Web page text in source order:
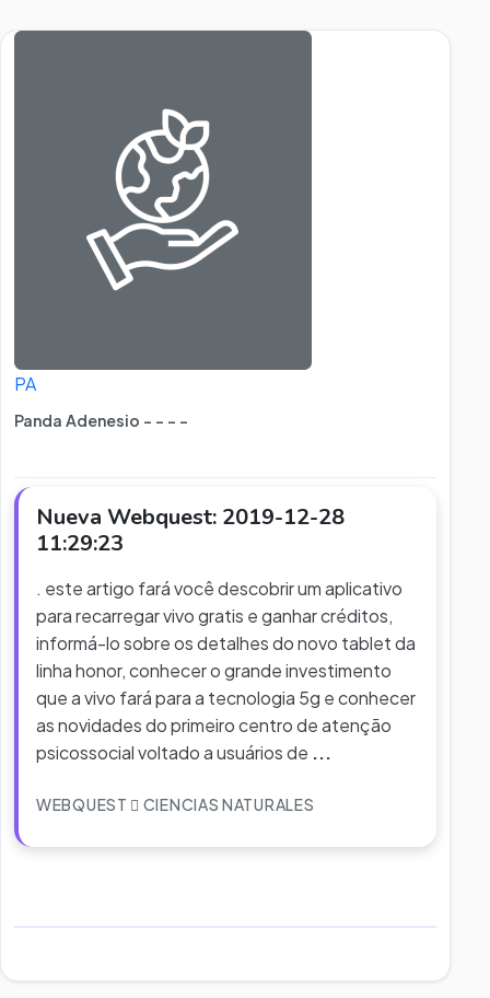
PA
Panda Adenesio - - - -
Nueva Webquest: 2019-12-28
11:29:23
. este artigo fará você descobrir um aplicativo
para recarregar vivo gratis e ganhar créditos,
informá-lo sobre os detalhes do novo tablet da
linha honor, conhecer o grande investimento
que a vivo fará para a tecnologia 5g e conhecer
as novidades do primeiro centro de atenção
psicossocial voltado a usuários de ...
WEBQUEST CIENCIAS NATURALES